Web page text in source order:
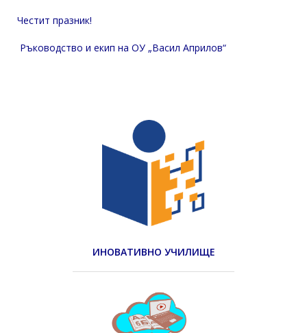
Честит празник!
Ръководство и екип на ОУ „Васил Априлов“
ИНОВАТИВНО УЧИЛИЩЕ